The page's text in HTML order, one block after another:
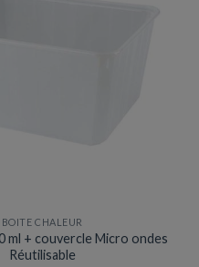
BOITE CHALEUR
ml + couvercle Micro ondes
Réutilisable